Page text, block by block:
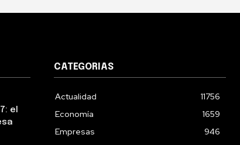
el
CATEGORIAS
Actualidad
11756
Economía
1659
Empresas
946